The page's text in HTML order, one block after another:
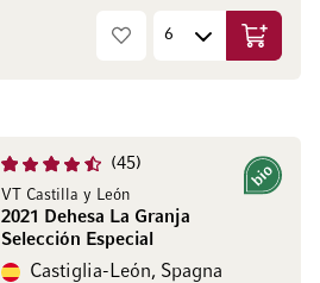
45
VT Castilla y León
2021 Dehesa La Granja
Selección Especial
Bio
Castiglia-León, Spagna